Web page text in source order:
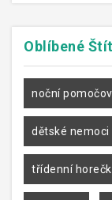
Oblíbené
noční
dětské nemoci
třídenní